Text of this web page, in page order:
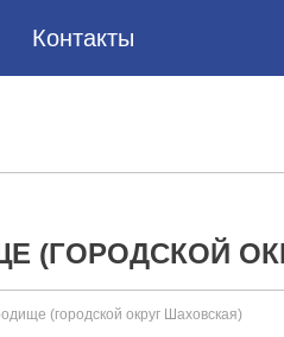
Контакты
(ГОРОДСКОЙ
(городской округ Шаховская)